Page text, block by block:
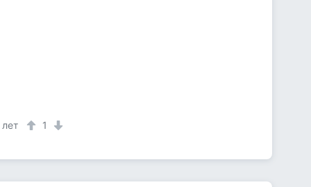
лет 1